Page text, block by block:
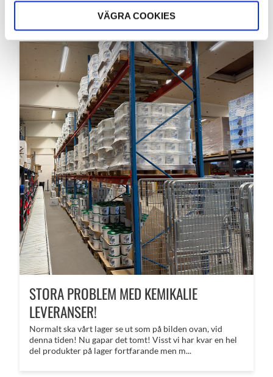
VÄGRA COOKIES
STORA PROBLEM MED KEMIKALIE
LEVERANSER!
Normalt ska vårt lager se ut som på bilden ovan, vid
denna tiden! Nu gapar det tomt! Visst vi har kvar en hel
del produkter på lager fortfarande men m...